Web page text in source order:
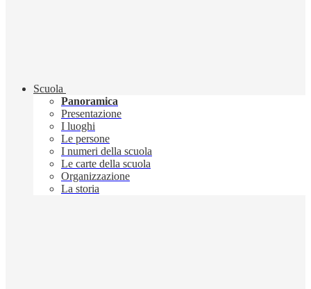
Scuola
Panoramica
Presentazione
I luoghi
Le persone
I numeri della scuola
Le carte della scuola
Organizzazione
La storia